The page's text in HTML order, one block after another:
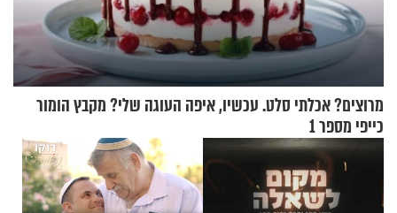
מרוצים? אכלתי סלט. עכשיו, איפה העוגה שלי? מקבץ הומור
כייפי מספר 1